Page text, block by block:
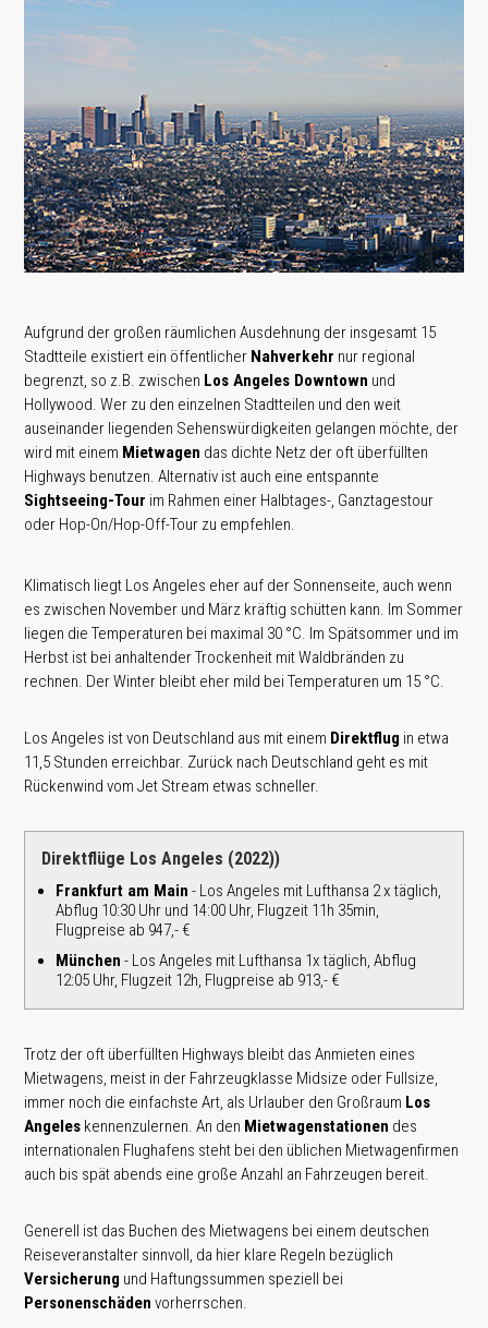
Aufgrund der großen räumlichen Ausdehnung der insgesamt 15
Stadtteile existiert ein öffentlicher Nahverkehr nur regional
begrenzt, so z.B. zwischen Los Angeles Downtown und
Hollywood. Wer zu den einzelnen Stadtteilen und den weit
auseinander liegenden Sehenswürdigkeiten gelangen möchte, der
wird mit einem Mietwagen das dichte Netz der oft überfüllten
Highways benutzen. Alternativ ist auch eine entspannte
Sightseeing-Tour im Rahmen einer Halbtages-, Ganztagestour
oder Hop-On/Hop-Off-Tour zu empfehlen.
Klimatisch liegt Los Angeles eher auf der Sonnenseite, auch wenn
es zwischen November und März kräftig schütten kann. Im Sommer
liegen die Temperaturen bei maximal 30 °C. Im Spätsommer und im
Herbst ist bei anhaltender Trockenheit mit Waldbränden zu
rechnen. Der Winter bleibt eher mild bei Temperaturen um 15 °C.
Los Angeles ist von Deutschland aus mit einem Direktflug in etwa
11,5 Stunden erreichbar. Zurück nach Deutschland geht es mit
Rückenwind vom Jet Stream etwas schneller.
Direktflüge Los Angeles (2022))
Frankfurt am Main - Los Angeles mit Lufthansa 2 x täglich,
Abflug 10:30 Uhr und 14:00 Uhr, Flugzeit 11h 35min,
Flugpreise ab 947,- €
München - Los Angeles mit Lufthansa 1x täglich, Abflug
12:05 Uhr, Flugzeit 12h, Flugpreise ab 913,- €
Trotz der oft überfüllten Highways bleibt das Anmieten eines
Mietwagens, meist in der Fahrzeugklasse Midsize oder Fullsize,
immer noch die einfachste Art, als Urlauber den Großraum Los
Angeles kennenzulernen. An den Mietwagenstationen des
internationalen Flughafens steht bei den üblichen Mietwagenfirmen
auch bis spät abends eine große Anzahl an Fahrzeugen bereit.
Generell ist das Buchen des Mietwagens bei einem deutschen
Reiseveranstalter sinnvoll, da hier klare Regeln bezüglich
Versicherung und Haftungssummen speziell bei
Personenschäden vorherrschen.